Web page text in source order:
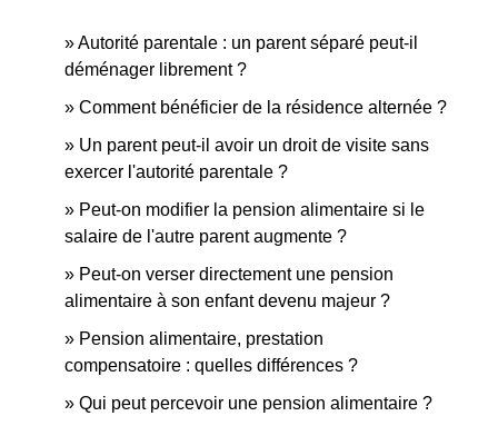
Autorité parentale : un parent séparé peut-il
déménager librement ?
Comment bénéficier de la résidence alternée ?
Un parent peut-il avoir un droit de visite sans
exercer l'autorité parentale ?
Peut-on modifier la pension alimentaire si le
salaire de l'autre parent augmente ?
Peut-on verser directement une pension
alimentaire à son enfant devenu majeur ?
Pension alimentaire, prestation
compensatoire : quelles différences ?
Qui peut percevoir une pension alimentaire ?